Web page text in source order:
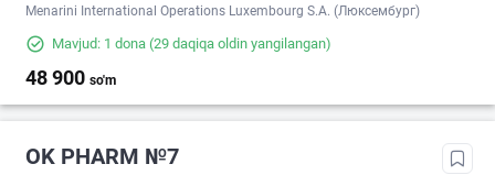
Menarini International Operations Luxembourg S.A. (Люксембург)
Mavjud: 1 dona (29 daqiqa oldin yangilangan)
48 900 so'm
OK PHARM №7